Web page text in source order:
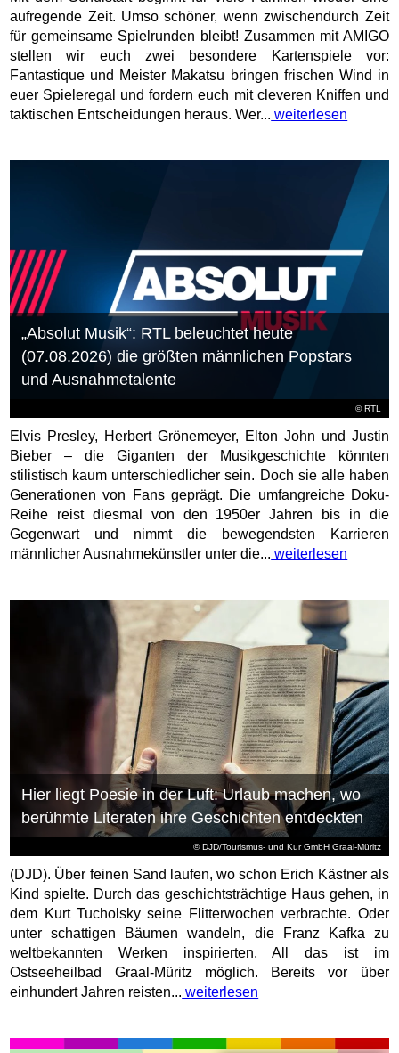
aufregende Zeit. Umso schöner, wenn zwischendurch Zeit
für gemeinsame Spielrunden bleibt! Zusammen mit AMIGO
stellen wir euch zwei besondere Kartenspiele vor:
Fantastique und Meister Makatsu bringen frischen Wind in
euer Spieleregal und fordern euch mit cleveren Kniffen und
taktischen Entscheidungen heraus. Wer... weiterlesen
©RTL
„Absolut Musik“: RTL beleuchtet heute
(07.08.2026) die größten männlichen Popstars
und Ausnahmetalente
Elvis Presley, Herbert Grönemeyer, Elton John und Justin
Bieber – die Giganten der Musikgeschichte könnten
stilistisch kaum unterschiedlicher sein. Doch sie alle haben
Generationen von Fans geprägt. Die umfangreiche Doku-
Reihe reist diesmal von den 1950er Jahren bis in die
Gegenwart und nimmt die bewegendsten Karrieren
männlicher Ausnahmekünstler unter die... weiterlesen
© DJD/Tourismus- und Kur GmbH Graal-Müritz
Hier liegt Poesie in der Luft: Urlaub machen, wo
berühmte Literaten ihre Geschichten entdeckten
(DJD). Über feinen Sand laufen, wo schon Erich Kästner als
Kind spielte. Durch das geschichtsträchtige Haus gehen, in
dem Kurt Tucholsky seine Flitterwochen verbrachte. Oder
unter schattigen Bäumen wandeln, die Franz Kafka zu
weltbekannten Werken inspirierten. All das ist im
Ostseeheilbad Graal-Müritz möglich. Bereits vor über
einhundert Jahren reisten... weiterlesen